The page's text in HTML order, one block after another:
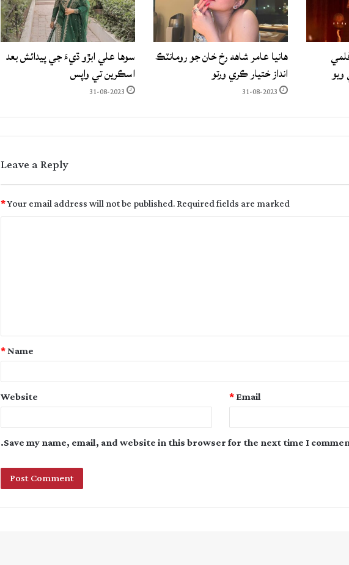
هانيا عامر شاهه رخ خان جو رومانٽڪ
انداز ختيار ڪري ورتو
31-08-2023
سوها علي ابڙو ڌيءَ جي پيدائش بعد
اسڪرين تي واپس
31-08-2023
Leave a Reply
Your email address will not be published.Required fields are marked
*
Name
*
Email
*
Website
Save my name, email, and website in this browser for the next time I